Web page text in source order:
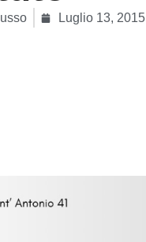
Luglio 13, 2015